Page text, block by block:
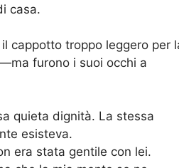
casa.
cappotto troppo leggero per
furono i suoi occhi a
quieta dignità. La stessa
esisteva.
era stata gentile con lei.